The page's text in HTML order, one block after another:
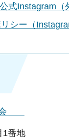
式Instagram（
シー（
会
1番地